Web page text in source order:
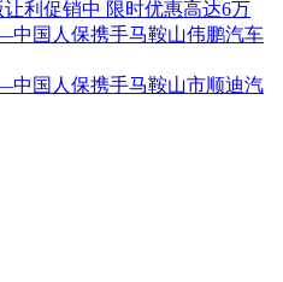
利促销中 限时优惠高达6万
国人保携手马鞍山伟鹏汽车
国人保携手马鞍山市顺迪汽